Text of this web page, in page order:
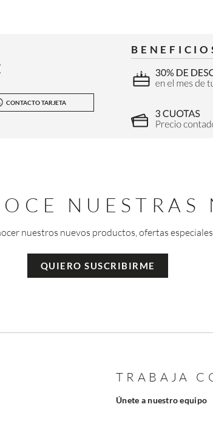
CONTACTO TARJETA
NUESTRAS
nuestros nuevos productos, ofertas
QUIERO SUSCRIBIRME
TRABAJA
Únete a nuestro equipo